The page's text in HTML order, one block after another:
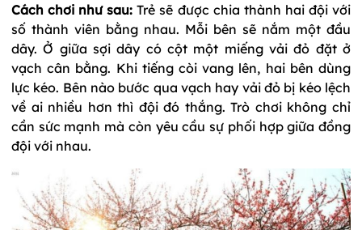
Cách chơi như sau:Trẻ sẽ được chia thành hai đội với
số thành viên bằng nhau. Mỗi bên sẽ nắm một đầu
dây. Ở giữa sợi dây có cột một miếng vải đỏ đặt ở
vạch cân bằng. Khi tiếng còi vang lên, hai bên dùng
lực kéo. Bên nào bước qua vạch hay vải đỏ bị kéo lệch
về ai nhiều hơn thì đội đó thắng. Trò chơi không chỉ
cần sức mạnh mà còn yêu cầu sự phối hợp giữa đồng
đội với nhau.